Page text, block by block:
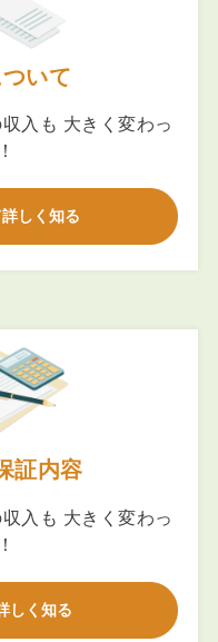
いて
入も 大きく変わっ
しく知る
証内容
入も 大きく変わっ
しく知る